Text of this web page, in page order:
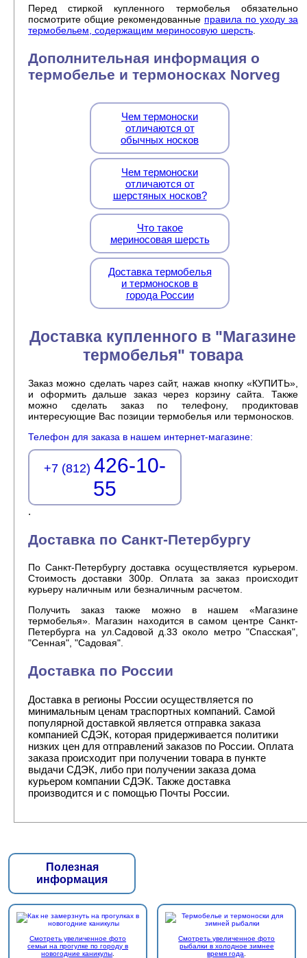
Перед стиркой купленного термобелья обязательно
посмотрите общие рекомендованные правила по уходу за
термобельем, содержащим мериносовую шерсть
Дополнительная информация о
термобелье и термоносках Norveg
Чем термоноски
отличаются от
обычных носков
Чем термоноски
отличаются от
шерстяных носков?
Что такое
мериносовая шерсть
Доставка термобелья
и термоносков в
города России
Доставка купленного в "Магазине
термобелья" товара
Заказ можно сделать чарез сайт, нажав кнопку «КУПИТЬ»,
и оформить дальше заказ через корзину сайта. Также
можно сделать заказ по телефону, продиктовав
интересующие Вас позиции термобелья или термоносков.
Телефон для заказа в нашем интернет-магазине:
+7 (812) 426-10-
55
.
Доставка по Санкт-Петербургу
По Санкт-Петербургу доставка осуществляется курьером.
Стоимость доставки 300р. Оплата за заказ происходит
курьеру наличным или безналичным расчетом.
Получить заказ также можно в нашем «Магазине
термобелья». Магазин находится в самом центре Санкт-
Петербурга на ул.Садовой д.33 около метро "Спасская",
"Сенная", "Садовая".
Доставка по России
Доставка в регионы России осуществляется по
минимальным ценам траспортных компаний. Самой
популярной доставкой является отправка заказа
компанией СДЭК, которая придерживается политики
низких цен для отправлений заказов по России. Оплата
заказа происходит при получении товара в пункте
выдачи СДЭК, либо при получении заказа дома
курьером компании СДЭК. Также доставка
производится и с помощью Почты России.
Полезная
информация
Смотреть увеличенное фото
семьи на прогулке по городу в
новогодние каникулы
Смотреть увеличенное фото
рыбалки в холодное зимнее
время года